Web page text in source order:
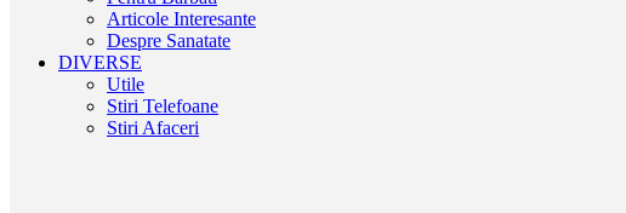
Articole Interesante
Despre Sanatate
DIVERSE
Utile
Stiri Telefoane
Stiri Afaceri